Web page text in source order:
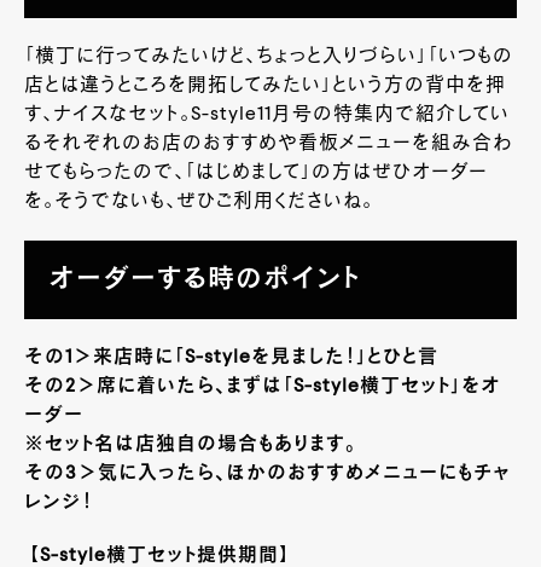
「横丁に行ってみたいけど、ちょっと入りづらい」「いつもの
店とは違うところを開拓してみたい」という方の背中を押
す、ナイスなセット。S-style11 月号の特集内で紹介してい
るそれぞれのお店のおすすめや看板メニューを組み合わ
せてもらったので、「はじめまして」の方はぜひオーダー
を。そうでないも、ぜひご利用くださいね。
オーダーする時のポイント
その1＞来店時に「S-styleを見ました！」とひと言
その2＞席に着いたら、まずは「S-style横丁セット」をオ
ーダー
※セット名は店独自の場合もあります。
その3＞気に入ったら、ほかのおすすめメニューにもチャ
レンジ！
【S-style横丁セット提供期間】